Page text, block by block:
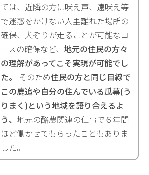
ては、近隣の方に吠え声、遠吠え等
で迷惑をかけない人里離れた場所の
確保、犬ぞりが走ることが可能なコ
ースの確保など、 地元の住民の方々
の理解があってこそ実現が可能でし
た。
そのため住民の方と同じ目線で
この鹿追や自分の住んでいる瓜幕(う
りまく)という地域を語り合えるよ
う、 地元の酪農関連の仕事で６年間
ほど働かせてもらったこともありま
した。